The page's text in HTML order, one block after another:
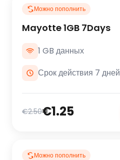
Можно пополнить
Mayotte 1GB 7Days
1 GB данных
Срок действия 7 дней
€2.50€1.25
Можно пополнить